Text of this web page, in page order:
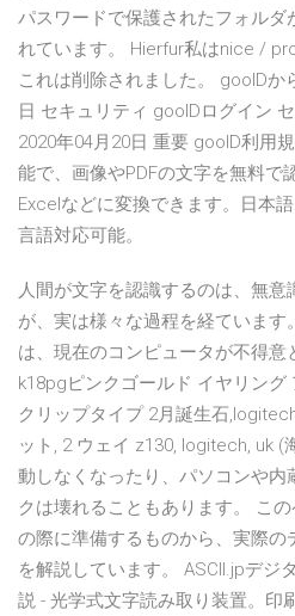
パスワードで保護されたフォルダ
れています。 Hierfur私はnice /
これは削除されました。 gooIDか
日 セキュリティ gooIDログイン
2020年04月20日 重要 gooID利用
能で、画像やPDFの文字を無料で
Excelなどに変換できます。日本
言語対応可能。
人間が文字を認識するのは、無
が、実は様々な過程を経ています
は、現在のコンピュータが不得意
k18pgピンクゴールド イヤリン
クリップタイプ 2月誕生石
ット, 2 ウェイ z130, logitech, uk (
動しなくなったり、パソコンや内
クは壊れることもあります。 こ
の際に準備するものから、実際
を解説しています。 ASCII.jpデジ
説 - 光学式文字読み取り装置。印